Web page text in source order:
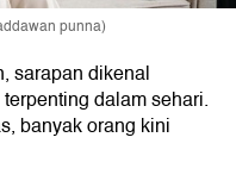
punna)
sarapan dikenal
dalam sehari.
banyak orang kini